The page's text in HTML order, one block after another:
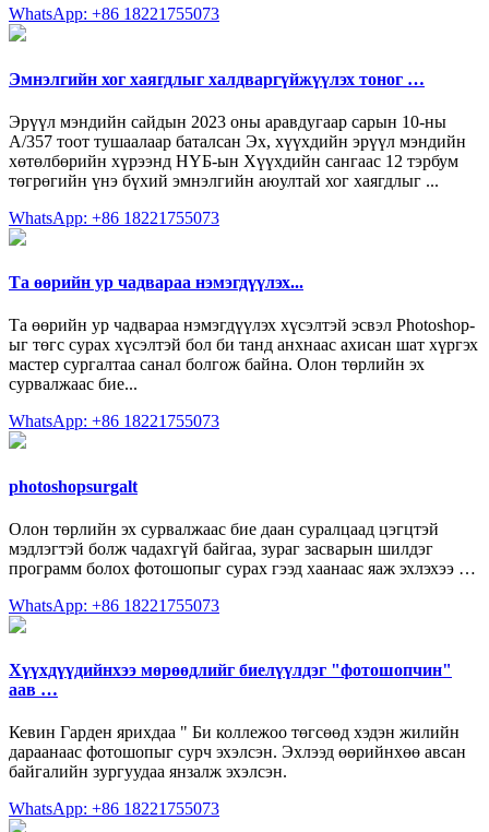
WhatsApp: +86 18221755073
Эмнэлгийн хог хаягдлыг халдваргүйжүүлэх тоног …
Эрүүл мэндийн сайдын 2023 оны аравдугаар сарын 10-ны
А/357 тоот тушаалаар баталсан Эх, хүүхдийн эрүүл мэндийн
хөтөлбөрийн хүрээнд НҮБ-ын Хүүхдийн сангаас 12 тэрбум
төгрөгийн үнэ бүхий эмнэлгийн аюултай хог хаягдлыг ...
WhatsApp: +86 18221755073
Та өөрийн ур чадвараа нэмэгдүүлэх...
Та өөрийн ур чадвараа нэмэгдүүлэх хүсэлтэй эсвэл Photoshop-
ыг төгс сурах хүсэлтэй бол би танд анхнаас ахисан шат хүргэх
мастер сургалтаа санал болгож байна. Олон төрлийн эх
сурвалжаас бие...
WhatsApp: +86 18221755073
photoshopsurgalt‬
Олон төрлийн эх сурвалжаас бие даан суралцаад цэгцтэй
мэдлэгтэй болж чадахгүй байгаа, зураг засварын шилдэг
программ болох фотошопыг сурах гээд хаанаас яаж эхлэхээ …
WhatsApp: +86 18221755073
Хүүхдүүдийнхээ мөрөөдлийг биелүүлдэг "фотошопчин"
аав …
Кевин Гарден ярихдаа " Би коллежоо төгсөөд хэдэн жилийн
дараанаас фотошопыг сурч эхэлсэн. Эхлээд өөрийнхөө авсан
байгалийн зургуудаа янзалж эхэлсэн.
WhatsApp: +86 18221755073